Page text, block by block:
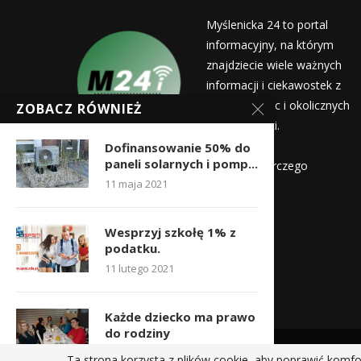
Myślenicka 24 to portal
informacyjny, na którym
znajdziecie wiele ważnych
informacji i ciekawostek z
życia Myślenic i okolicznych
miejscowości.
Wydawca:
Myślenicka Agencja Rozwoju Gospodarczego
redakcja@myslenicka24.pl
ZOBACZ RÓWNIEŻ
Dofinansowanie 50% do
paneli solarnych i pomp...
11 maja 2021
Wesprzyj szkołę 1% z
podatku.
11 lutego 2021
Każde dziecko ma prawo
do rodziny
26 kwietnia 2020